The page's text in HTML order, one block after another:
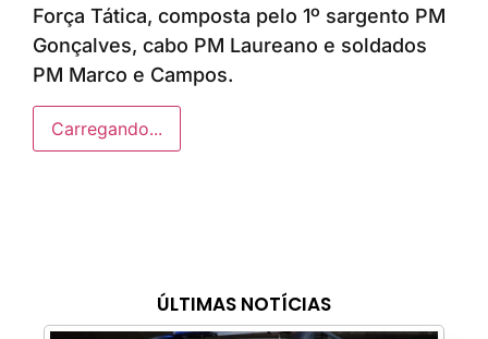
ÚLTIMAS NOTÍCIAS
Força Tática, composta pelo 1º sargento PM
Gonçalves, cabo PM Laureano e soldados
PM Marco e Campos.
Carregando...